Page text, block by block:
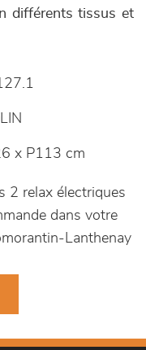
différents tissus et
x P113 cm
2 relax électriques
dans votre
Lanthenay